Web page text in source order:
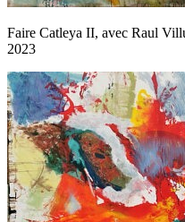
Faire Catleya II, avec Raul
2023